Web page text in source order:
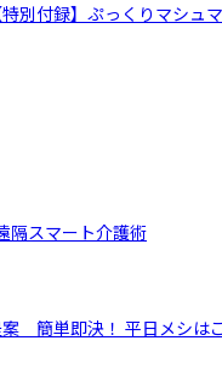
別付録】ぷっくりマシュマ
スマート介護術
簡単即決！ 平日メシは